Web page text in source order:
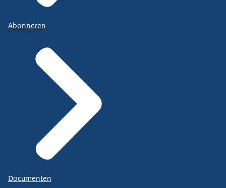
Abonneren
Documenten